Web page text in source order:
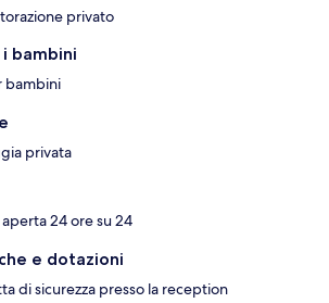
privato
bambini
bambini
privata
24 ore su 24
e dotazioni
di sicurezza presso la reception